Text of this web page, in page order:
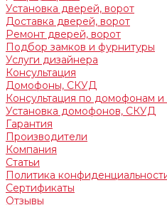
Установка дверей, ворот
Доставка дверей, ворот
Ремонт дверей, ворот
Подбор замков и фурнитуры
Услуги дизайнера
Консультация
Домофоны, СКУД
Консультация по домофонам
Установка домофонов, СКУД
Гарантия
Производители
Компания
Статьи
Политика
Сертификаты
Отзывы